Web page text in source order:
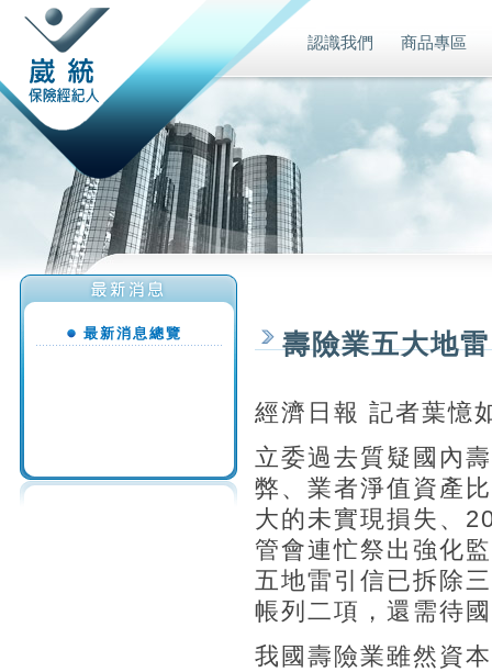
認識我們 商品專區
最新消息總覽 壽險業五大地
經濟日報 記者葉憶
立委過去質疑國內
弊、業者淨值資產
大的未實現損失、
管會連忙祭出強化
五地雷引信已拆除
帳列二項，還需待
我國壽險業雖然資